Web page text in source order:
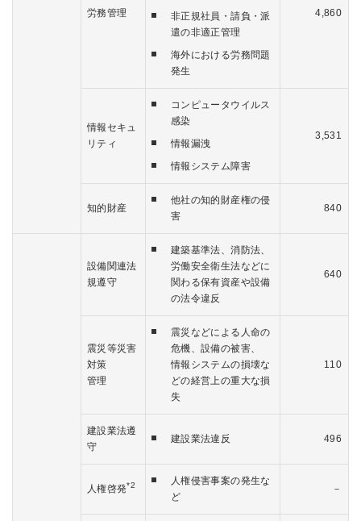
労務管理
非正規社員・請負・派
遣の非適正管理
海外における労務問題
発生
4,860
情報セキュ
リティ
コンピュータウイルス
感染
情報漏洩
情報システム障害
3,531
知的財産
他社の知的財産権の侵
害
840
設備関連法
規遵守
建築基準法、消防法、
労働安全衛生法などに
関わる保有資産や設備
の法令違反
640
震災等災害
対策
管理
震災などによる人命の
危機、設備の被害、
情報システムの損壊な
どの経営上の重大な損
失
110
建設業法遵
守
建設業法違反 496
人権啓発*2
人権侵害事案の発生な
ど
－